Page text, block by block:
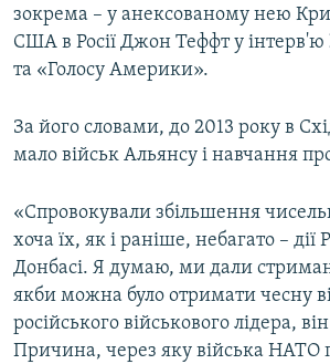
зокрема – у анексованому нею
США в Росії Джон Теффт у інтерв'ю
та «Голосу Америки».
За його словами, до 2013 року в
мало військ Альянсу і навчання
«Спровокували збільшення
хоча їх, як і раніше, небагато – дії
Донбасі. Я думаю, ми дали
якби можна було отримати чесну
російського військового лідера,
Причина, через яку війська НАТО